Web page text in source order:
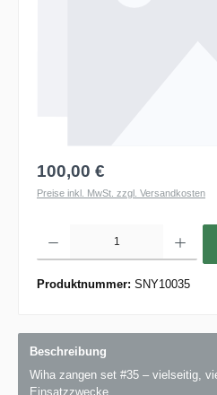
100,00 €
Preise inkl. MwSt. zzgl. Versandkosten
Produktnummer: SNY10035
Beschreibung
Wiha zangen set #35 – vielseitig,
Einsatzzwecke.